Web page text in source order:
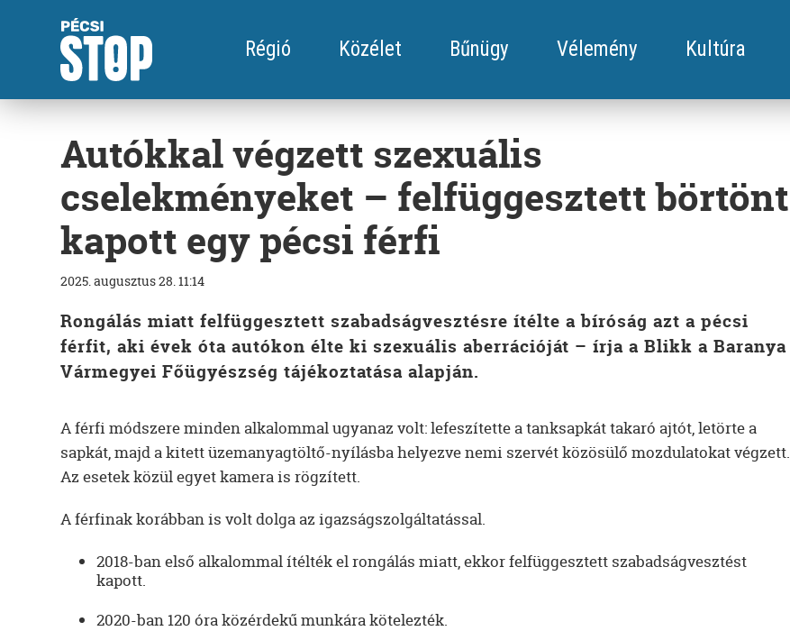
Régió Közélet Bűnügy Vélemény Kultúra
Autókkal végzett szexuális
cselekményeket – felfüggesztett börtönt
kapott egy pécsi férfi
2025. augusztus 28. 11:14
Rongálás miatt felfüggesztett szabadságvesztésre ítélte a bíróság azt a pécsi
férfit, aki évek óta autókon élte ki szexuális aberrációját – írja a Blikk a Baranya
Vármegyei Főügyészség tájékoztatása alapján.
A férfi módszere minden alkalommal ugyanaz volt: lefeszítette a tanksapkát takaró ajtót, letörte a
sapkát, majd a kitett üzemanyagtöltő-nyílásba helyezve nemi szervét közösülő mozdulatokat végzett.
Az esetek közül egyet kamera is rögzített.
A férfinak korábban is volt dolga az igazságszolgáltatással.
2018-ban első alkalommal ítélték el rongálás miatt, ekkor felfüggesztett szabadságvesztést
kapott.
2020-ban 120 óra közérdekű munkára kötelezték.